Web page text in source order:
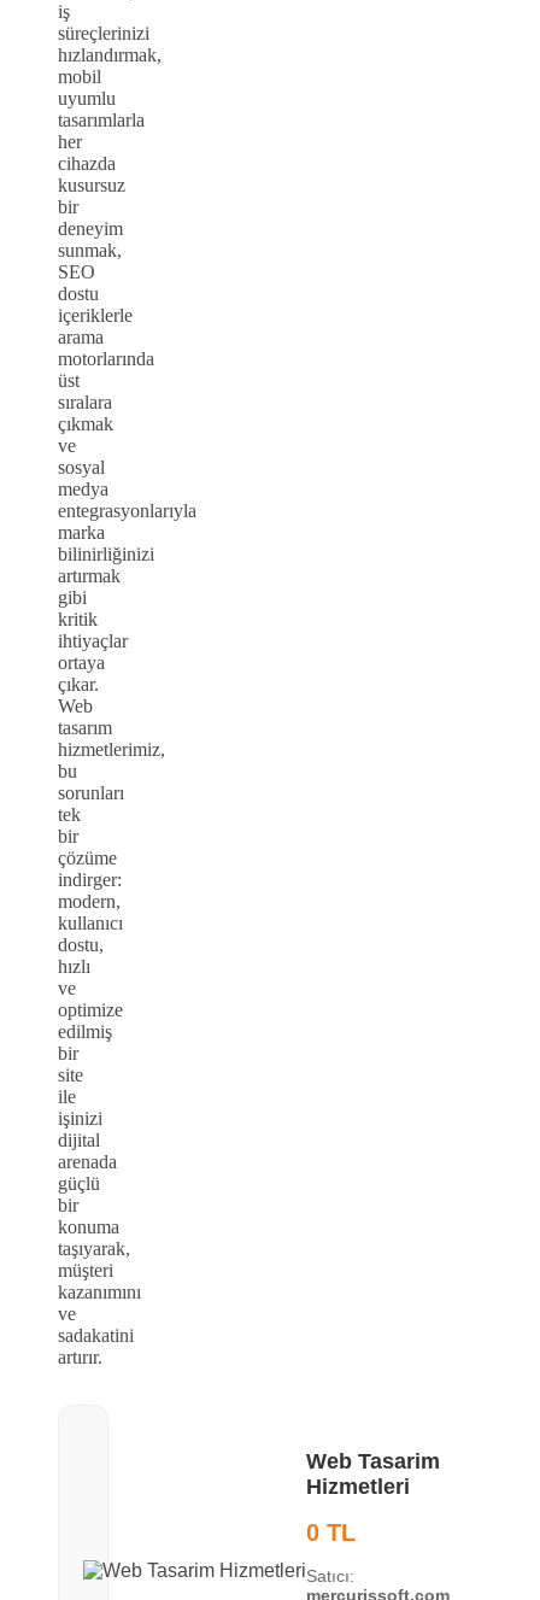
iş
süreçlerinizi
hızlandırmak,
mobil
uyumlu
tasarımlarla
her
cihazda
kusursuz
bir
deneyim
sunmak,
SEO
dostu
içeriklerle
arama
motorlarında
üst
sıralara
çıkmak
ve
sosyal
medya
entegrasyonlarıyla
marka
bilinirliğinizi
artırmak
gibi
kritik
ihtiyaçlar
ortaya
çıkar.
Web
tasarım
hizmetlerimiz,
bu
sorunları
tek
bir
çözüme
indirger:
modern,
kullanıcı
dostu,
hızlı
ve
optimize
edilmiş
bir
site
ile
işinizi
dijital
arenada
güçlü
bir
konuma
taşıyarak,
müşteri
kazanımını
ve
sadakatini
artırır.
Web Tasarim
Hizmetleri
0 TL
Satıcı:
mercurissoft.com